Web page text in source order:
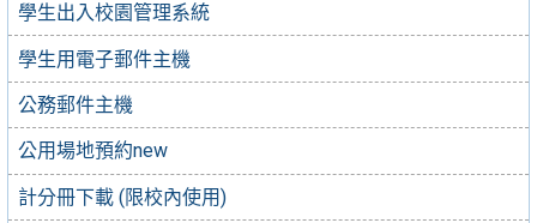
學生出入校園管理系統
學生用電子郵件主機
公務郵件主機
公用場地預約new
計分冊下載 (限校內使用)